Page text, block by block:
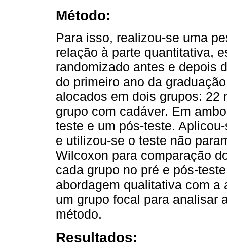
Método:
Para isso, realizou-se uma
relação à parte quantitativa,
randomizado antes e depois
do primeiro ano da
alocados em dois grupos: 22
grupo com cadáver. Em
teste e um pós-teste.
e utilizou-se o teste não
Wilcoxon para comparação
cada grupo no pré e pós-
abordagem qualitativa com
um grupo focal para analisar
método.
Resultados: